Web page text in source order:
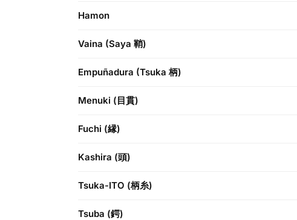
Hamon
Vaina (Saya 鞘)
Empuñadura (Tsuka 柄)
Menuki (目貫)
Fuchi (縁)
Kashira (頭)
Tsuka-ITO (柄糸)
Tsuba (鍔)